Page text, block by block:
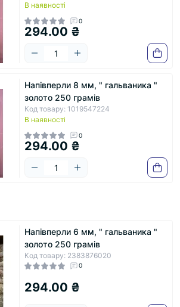
В наявності
0
294.00 ₴
Напівперли 8 мм, " гальваника "
золото 250 грамів
Код товару: 1019547224
В наявності
0
294.00 ₴
Напівперли 6 мм, " гальваника "
золото 250 грамів
Код товару: 2383876020
0
294.00 ₴